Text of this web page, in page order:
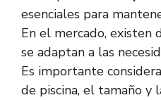
esenciales para
En el mercado, existen
se adaptan a las
Es importante
de piscina, el tamaño y